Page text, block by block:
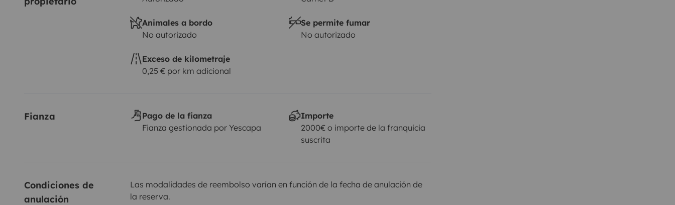
Animales a bordo
No autorizado
Se permite fumar
No autorizado
Exceso de kilometraje
0,25 € por km adicional
Fianza
Pago de la fianza
Fianza gestionada por Yescapa
Importe
2000€ o importe de la franquicia
suscrita
Condiciones de
anulación
Las modalidades de reembolso varían en función de la fecha de anulación de
la reserva.